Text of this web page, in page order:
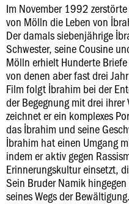
Im November 1992
von Mölln die Leben von
Der damals siebenjährige
Schwester, seine Cousine
Mölln erhielt Hunderte
von denen aber fast drei
Film folgt İbrahim bei der
der Begegnung mit drei
zeichnet er ein komplexes
das İbrahim und seine
İbrahim hat einen Umgang
indem er aktiv gegen
Erinnerungskultur einsetzt,
Sein Bruder Namik
seines Wegs der Bewältigung.